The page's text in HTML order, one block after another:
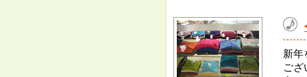
新年
ござ